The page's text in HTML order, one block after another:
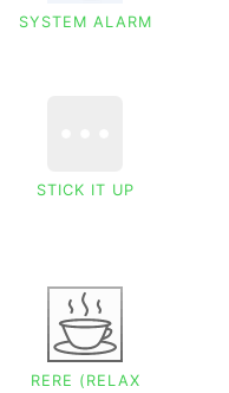
SYSTEM ALARM
STICK IT UP
RERE (RELAX